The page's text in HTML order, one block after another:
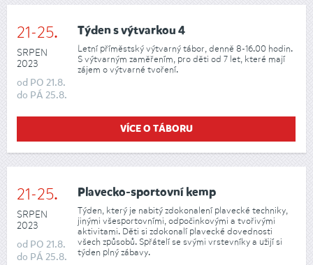
21-25.
SRPEN
2023
od PO 21.8.
do PÁ 25.8.
Týden s výtvarkou 4
Letní příměstský výtvarný tábor, denně 8-16.00 hodin.
S výtvarným zaměřením, pro děti od 7 let, které mají
zájem o výtvarné tvoření.
VÍCE O TÁBORU
21-25.
SRPEN
2023
od PO 21.8.
do PÁ 25.8.
Plavecko-sportovní kemp
Týden, který je nabitý zdokonalení plavecké techniky,
jinými všesportovními, odpočinkovými a tvořivými
aktivitami. Děti si zdokonalí plavecké dovednosti
všech způsobů. Spřátelí se svými vrstevníky a užijí si
týden plný zábavy.